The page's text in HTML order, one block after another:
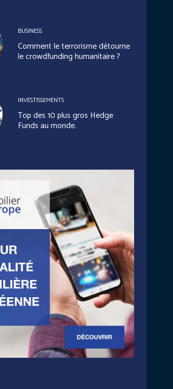
BUSINESS
Comment le terrorisme détourne
le crowdfunding humanitaire ?
INVESTISSEMENTS
Top des 10 plus gros Hedge
Funds au monde.